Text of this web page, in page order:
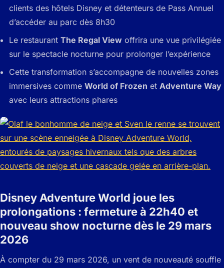
clients des hôtels Disney et détenteurs de Pass Annuel
d’accéder au parc dès 8h30
Le restaurant The Regal View offrira une vue privilégiée
sur le spectacle nocturne pour prolonger l’expérience
Cette transformation s’accompagne de nouvelles zones
immersives comme World of Frozen et Adventure Way
avec leurs attractions phares
Disney Adventure World joue les
prolongations : fermeture à 22h40 et
nouveau show nocturne dès le 29 mars
2026
À compter du 29 mars 2026, un vent de nouveauté souffle